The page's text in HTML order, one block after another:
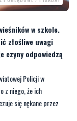
złośliwe uwagi
Policji w
z niego, że ich
się nękane przez
wyśmiewa i
ją dręczyły,
wobec wyglądu